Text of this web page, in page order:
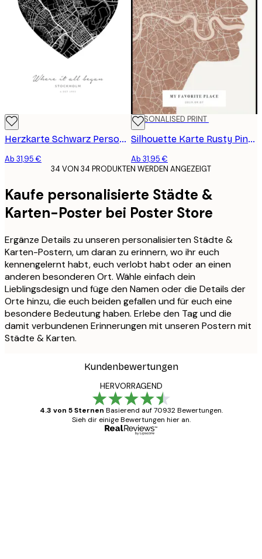
Herzkarte Schwarz Personalisiertes Poster
Ab 31,95 €
PERSONALISED PRINT
Silhouette Karte Rusty Pink Personalisiert Poster
Ab 31,95 €
34 VON 34 PRODUKTEN WERDEN ANGEZEIGT
Kaufe personalisierte Städte &
Karten-Poster bei Poster Store
Ergänze Details zu unseren personalisierten Städte &
Karten-Postern, um daran zu erinnern, wo ihr euch
kennengelernt habt, euch verlobt habt oder an einen
anderen besonderen Ort. Wähle einfach dein
Lieblingsdesign und füge den Namen oder die Details der
Orte hinzu, die euch beiden gefallen und für euch eine
besondere Bedeutung haben. Erlebe den Tag und die
damit verbundenen Erinnerungen mit unseren Postern mit
Städte & Karten.
Kundenbewertungen
HERVORRAGEND
4.3 von 5 Sternen Basierend auf 70932 Bewertungen.
Sieh dir einige Bewertungen hier an.